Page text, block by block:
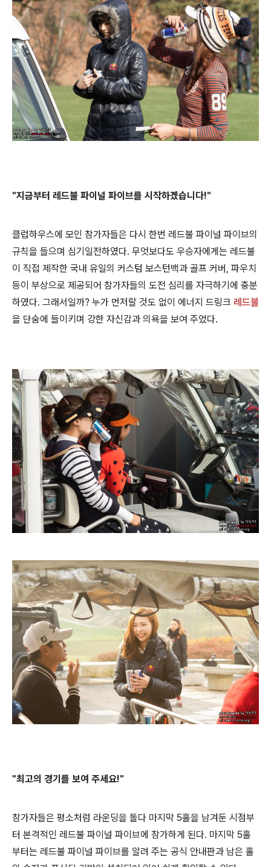
"지금부터 레드불 파이널 파이브를 시작하겠습니다!"
클럽하우스에 모인 참가자들은 다시 한번 레드불 파이널 파이브의
규칙을 들으며 심기일전하였다. 무엇보다도 우승자에게는 레드불
이 직접 제작한 국내 유일의 커스텀 보스턴백과 골프 커버, 파우치
등이 부상으로 제공되어 참가자들의 도전 심리를 자극하기에 충분
하였다. 그래서일까? 누가 먼저랄 것도 없이 에너지 드링크 레드불
을 단숨에 들이키며 강한 자신감과 의욕을 보여 주었다.
"최고의 경기를 보여 주세요!"
참가자들은 평소처럼 라운딩을 돌다 마지막 5홀을 남겨둔 시점부
터 본격적인 레드불 파이널 파이브에 참가하게 된다. 마지막 5홀
부터는 레드불 파이널 파이브를 알려 주는 공식 안내판과 남은 홀